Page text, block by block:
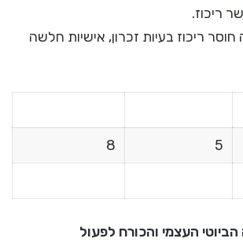
ריכוז.
ריכוז בעיות זכרון, אישיות חלשה
העצמי והכורח לפעול